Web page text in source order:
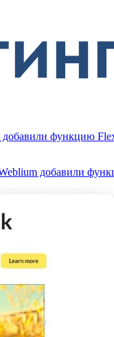
функцию
добавили